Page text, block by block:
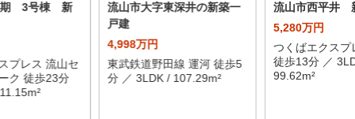
期 3号棟 新
プレス 流山セ
ク 徒歩23分
流山市大字東深井の新築一
戸建
4,998万円
東武鉄道野田線 運河 徒歩5
分 ／ 3LDK / 107.29m²
流山市西平井
5,280万円
つくばエクスプ
徒歩13分 ／
99.62m²